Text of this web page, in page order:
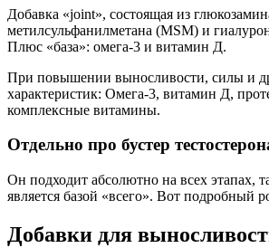
Добавка «joint», состоящая из
метилсульфанилметана (MSM) и
Плюс «база»: омега-3 и витамин Д.
При повышении выносливости, силы и
характеристик: Омега-3, витамин Д,
комплексные витамины.
Отдельно про бустер
Он подходит абсолютно на всех этапах,
является базой «всего». Вот подробный
Добавки для